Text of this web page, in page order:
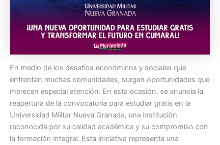
En medio de los desafíos económicos y sociales que
enfrentan muchas comunidades, surgen oportunidades que
merecen especial atención. En esta ocasión, se anuncia la
reapertura de la convocatoria para estudiar gratis en la
Universidad Militar Nueva Granada, una institución
reconocida por su calidad académica y su compromiso con
la formación integral. Esta iniciativa representa una